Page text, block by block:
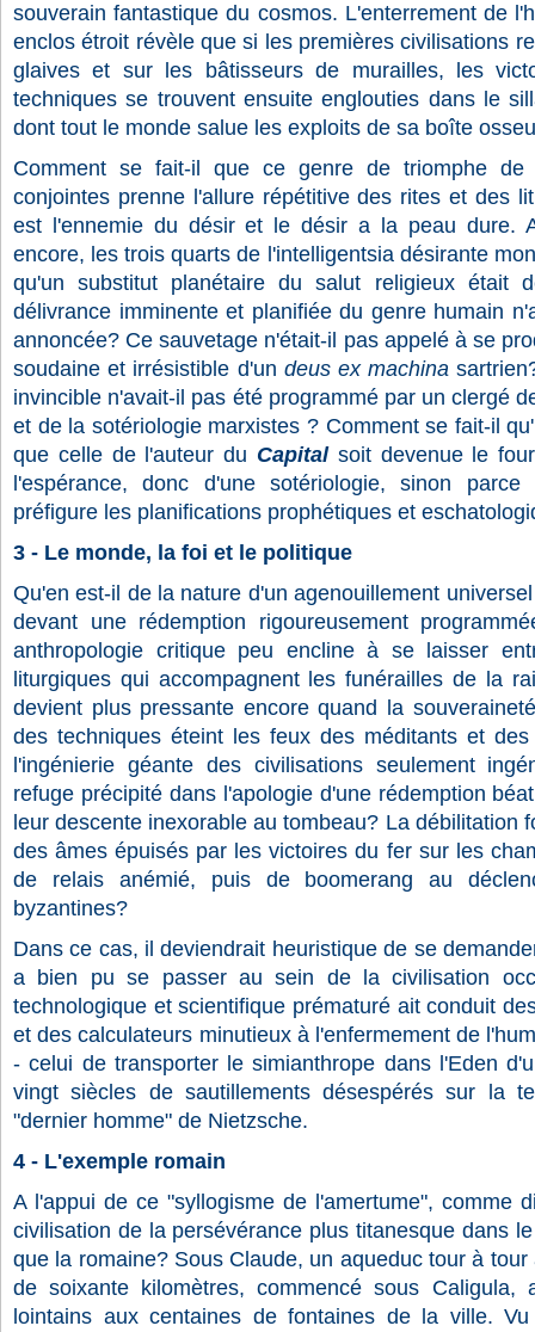
souverain fantastique du cosmos. L'enterrement de
enclos étroit révèle que si les premières civilisations
glaives et sur les bâtisseurs de murailles, les
techniques se trouvent ensuite englouties dans le
dont tout le monde salue les exploits de sa boîte
Comment se fait-il que ce genre de triomphe
conjointes prenne l'allure répétitive des rites et des
est l'ennemie du désir et le désir a la peau dure.
encore, les trois quarts de l'intelligentsia désirante
qu'un substitut planétaire du salut religieux était
délivrance imminente et planifiée du genre humain
annoncée? Ce sauvetage n'était-il pas appelé à se
soudaine et irrésistible d'un deus ex machina
invincible n'avait-il pas été programmé par un clergé
et de la sotériologie marxistes ? Comment se fait-il
que celle de l'auteur du Capital soit devenue le
l'espérance, donc d'une sotériologie, sinon
préfigure les planifications prophétiques et
3 - Le monde, la foi et le politique
Qu'en est-il de la nature d'un agenouillement
devant une rédemption rigoureusement
anthropologie critique peu encline à se laisser
liturgiques qui accompagnent les funérailles de la
devient plus pressante encore quand la
des techniques éteint les feux des méditants et
l'ingénierie géante des civilisations seulement
refuge précipité dans l'apologie d'une rédemption
leur descente inexorable au tombeau? La débilitation
des âmes épuisés par les victoires du fer sur les
de relais anémié, puis de boomerang au
byzantines?
Dans ce cas, il deviendrait heuristique de se
a bien pu se passer au sein de la civilisation
technologique et scientifique prématuré ait conduit
et des calculateurs minutieux à l'enfermement de
- celui de transporter le simianthrope dans l'Eden
vingt siècles de sautillements désespérés sur la
"dernier homme" de Nietzsche.
4 - L'exemple romain
A l'appui de ce "syllogisme de l'amertume", comme
civilisation de la persévérance plus titanesque dans
que la romaine? Sous Claude, un aqueduc tour à
de soixante kilomètres, commencé sous Caligula,
lointains aux centaines de fontaines de la ville.